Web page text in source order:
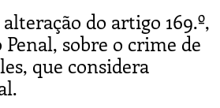
do artigo 169.º,
Penal, sobre o crime de
que considera